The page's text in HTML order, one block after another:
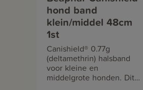
hond band
klein/middel 48cm
1st
Canishield® 0.77g
(deltamethrin) halsband
voor kleine en
middelgrote honden. Dit